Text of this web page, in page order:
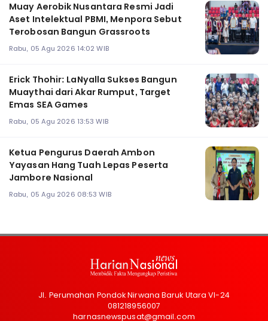
Muay Aerobik Nusantara Resmi Jadi
Aset Intelektual PBMI, Menpora Sebut
Terobosan Bangun Grassroots
Rabu, 05 Agu 2026 14:02 WIB
Erick Thohir: LaNyalla Sukses Bangun
Muaythai dari Akar Rumput, Target
Emas SEA Games
Rabu, 05 Agu 2026 13:53 WIB
Ketua Pengurus Daerah Ambon
Yayasan Hang Tuah Lepas Peserta
Jambore Nasional
Rabu, 05 Agu 2026 08:53 WIB
Jl. Perumahan Pondok Nirwana Baruk Utara VI-24
081218956007
harnasnewspusat@gmail.com